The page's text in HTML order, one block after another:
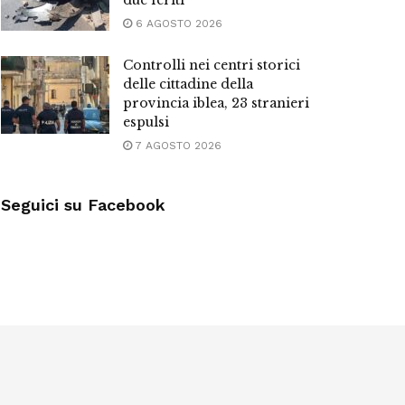
6 AGOSTO 2026
Controlli nei centri storici
delle cittadine della
provincia iblea, 23 stranieri
espulsi
7 AGOSTO 2026
Seguici su Facebook